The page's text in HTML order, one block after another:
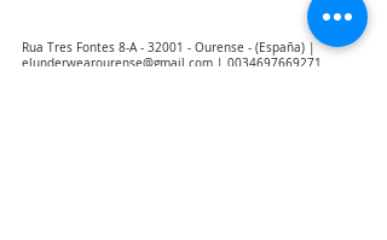
Rua Tres Fontes 8-A - 32001 - Ourense - (España) |
elunderwearourense@gmail.com | 0034697669271